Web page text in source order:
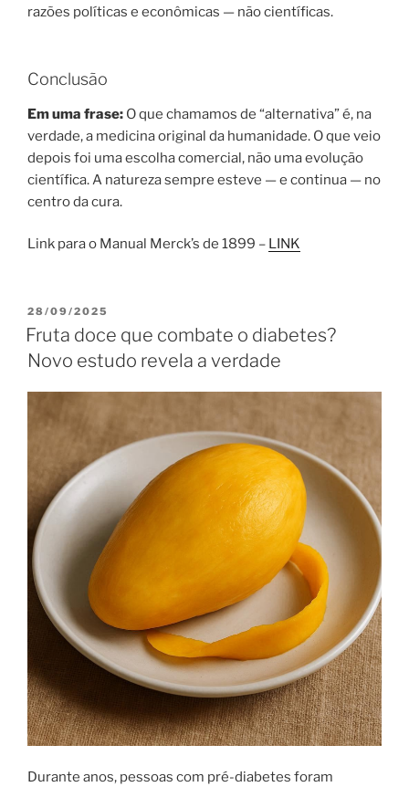
razões políticas e econômicas — não científicas.
Conclusão
Em uma frase: O que chamamos de “alternativa” é, na
verdade, a medicina original da humanidade. O que veio
depois foi uma escolha comercial, não uma evolução
científica. A natureza sempre esteve — e continua — no
centro da cura.
Link para o Manual Merck’s de 1899 – LINK
PUBLICADO
EM
28/09/2025
Fruta doce que combate o diabetes?
Novo estudo revela a verdade
Durante anos, pessoas com pré-diabetes foram